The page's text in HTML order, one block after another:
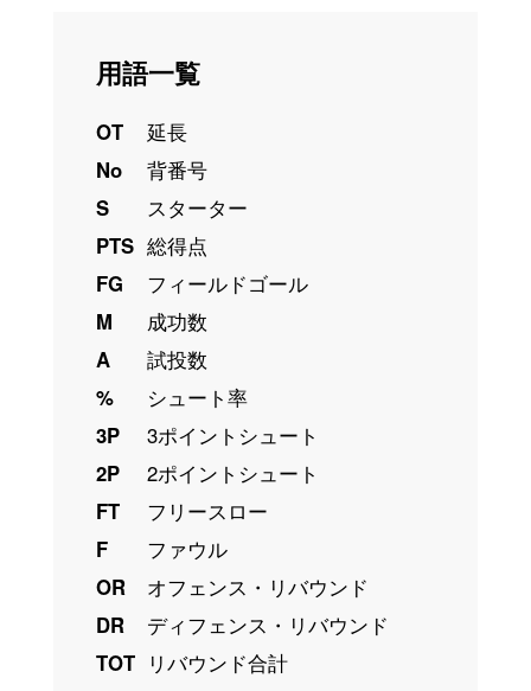
用語一覧
OT
延長
No
背番号
S
スターター
PTS 総得点
FG
フィールドゴール
M
成功数
A
試投数
%
シュート率
3P
3ポイントシュート
2P
2ポイントシュート
FT
フリースロー
F
ファウル
OR
オフェンス・リバウンド
DR
ディフェンス・リバウンド
TOT リバウンド合計